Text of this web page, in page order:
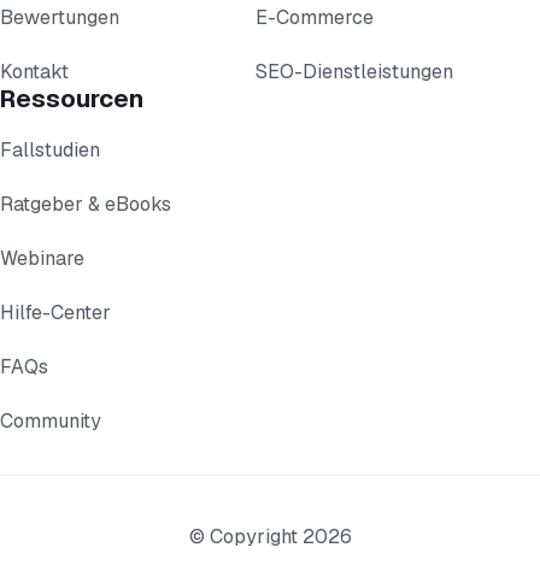
Bewertungen
Kontakt
E-Commerce
SEO-Dienstleistungen
Ressourcen
Fallstudien
Ratgeber & eBooks
Webinare
Hilfe-Center
FAQs
Community
© Copyright 2026